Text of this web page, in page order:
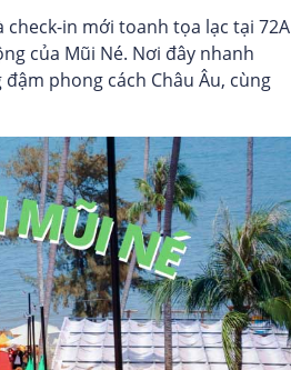
in mới toanh tọa lạc tại 72A
của Mũi Né. Nơi đây nhanh
phong cách Châu Âu, cùng